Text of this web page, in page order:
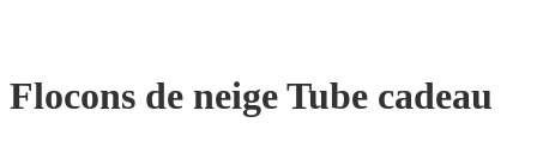
Flocons de neige Tube cadeau